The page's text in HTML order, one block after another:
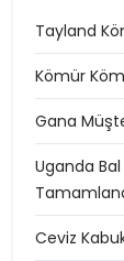
Tayland
Kömür
Gana
Uganda
Ceviz